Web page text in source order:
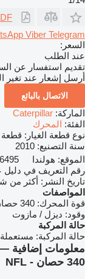
Viber Telegram
السعر:
عند الطلب
تقديم استفسار عن
أرسل إشعار عند تغير
الاتصال بالبائع
الماركة: Caterpillar
الفئة: المحرك
نوع قطعة الغيار: قطعة
سنة التصنيع: 2010
الموقع: هولندا
6495 كم to "United States/Columbus"
رقم التعريف في دليل
تاريخ النشر: أكثر من
المواصفات
قوة المحرك: 340 حصان (250 kW)
وقود: ديزل / مازوت
حالة المركبة
حالة المركبة: مستعملة
340 حصان - NFL